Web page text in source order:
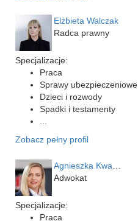
Elżbieta Walczak
Radca prawny
Specjalizacje:
Praca
Sprawy ubezpieczeniowe
Dzieci i rozwody
Spadki i testamenty
Zobacz pełny profil
Adwokat
Specjalizacje:
Praca